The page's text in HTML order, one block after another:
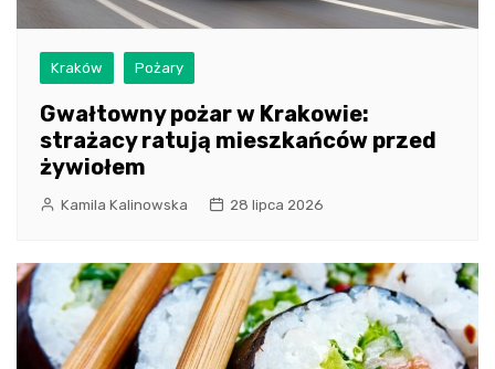
Kraków Pożary
Gwałtowny pożar w Krakowie:
strażacy ratują mieszkańców przed
żywiołem
Kamila Kalinowska 28 lipca 2026